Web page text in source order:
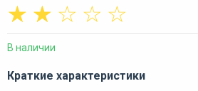
☆
☆
☆
☆
☆
В наличии
Краткие характеристики